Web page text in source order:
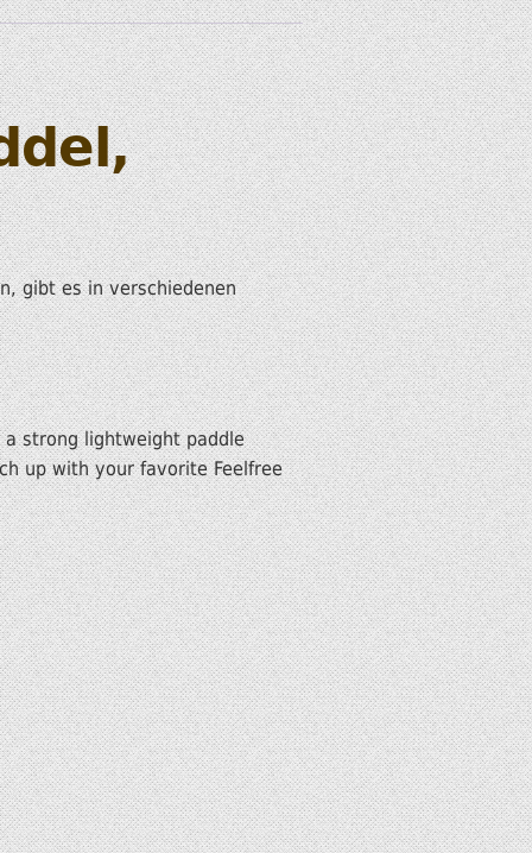
gibt es in verschiedenen
a strong lightweight paddle
up with your favorite Feelfree